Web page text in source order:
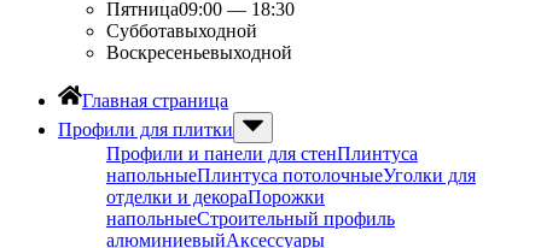
Пятница09:00 — 18:30
Субботавыходной
Воскресеньевыходной
Главная страница
Профили для плитки
Профили и панели для стенПлинтуса
напольныеПлинтуса потолочныеУголки для
отделки и декораПорожки
напольныеСтроительный профиль
алюминиевыйАксессуары